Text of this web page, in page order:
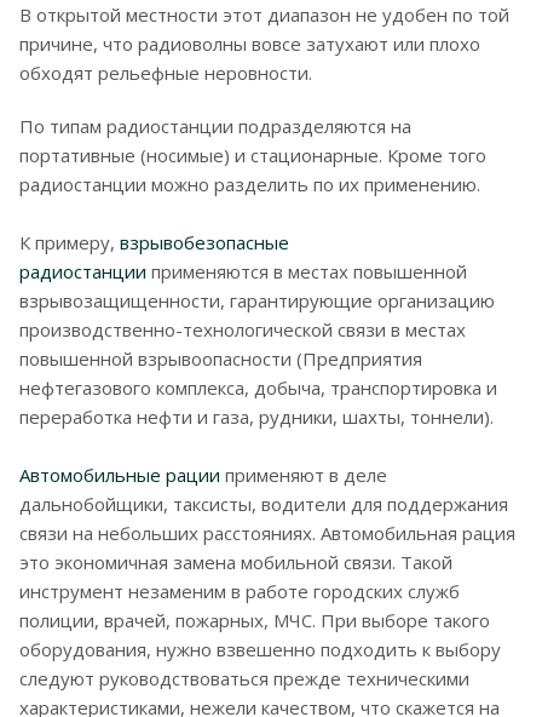
В открытой местности этот диапазон не удобен по той
причине, что радиоволны вовсе затухают или плохо
обходят рельефные неровности.
По типам радиостанции подразделяются на
портативные (носимые) и стационарные. Кроме того
радиостанции можно разделить по их применению.
К примеру, взрывобезопасные
радиостанции применяются в местах повышенной
взрывозащищенности, гарантирующие организацию
производственно-технологической связи в местах
повышенной взрывоопасности (Предприятия
нефтегазового комплекса, добыча, транспортировка и
переработка нефти и газа, рудники, шахты, тоннели).
Автомобильные рации применяют в деле
дальнобойщики, таксисты, водители для поддержания
связи на небольших расстояниях. Автомобильная рация
это экономичная замена мобильной связи. Такой
инструмент незаменим в работе городских служб
полиции, врачей, пожарных, МЧС. При выборе такого
оборудования, нужно взвешенно подходить к выбору
следуют руководствоваться прежде техническими
характеристиками, нежели качеством, что скажется на